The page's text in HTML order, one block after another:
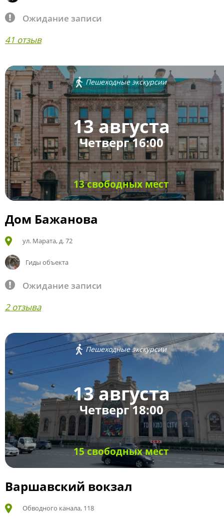
Ожидание записи
41 отзыв
Пешеходные экскурсии
13 августа
Четверг 16:00
13 свободных мест
Дом Бажанова
ул. Марата, д. 72
Гиды объекта
Ожидание записи
2 отзыва
Пешеходные экскурсии
13 августа
Четверг 18:00
15 свободных мест
Варшавский вокзал
Обводного канала, 118